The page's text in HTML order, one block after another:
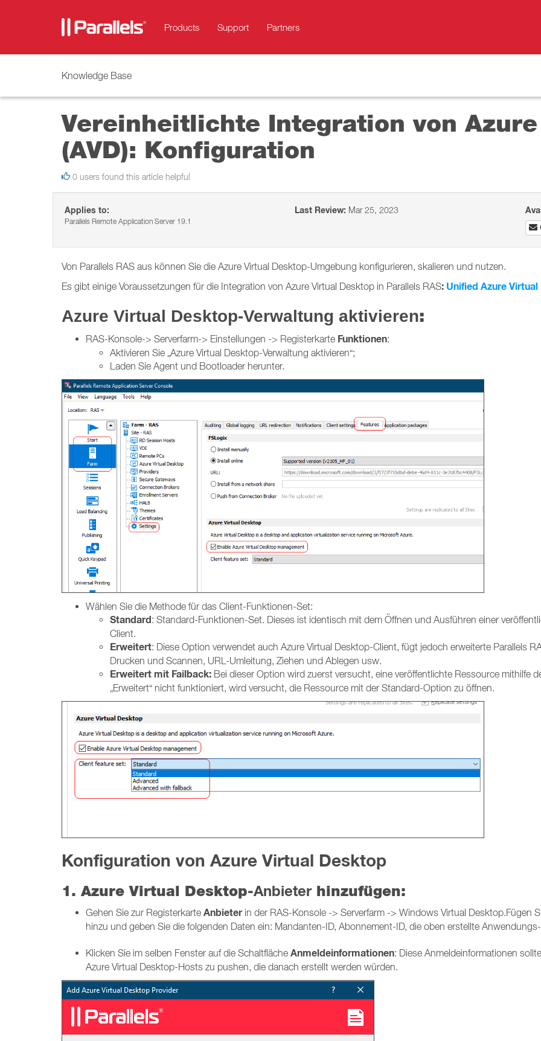
Products Support Partners
Knowledge Base
Vereinheitlichte Integration von
(AVD): Konfiguration
0 users found this article helpful
Applies to:
Parallels Remote Application Server 19.1
Last Review: Mar 25, 2023
Von Parallels RAS aus können Sie die Azure Virtual Desktop-Umgebung konfigurieren, skalieren und nutzen.
Es gibt einige Voraussetzungen für die Integration von Azure Virtual Desktop in Parallels RAS: Unified Azure
Azure Virtual Desktop-Verwaltung aktivieren:
RAS-Konsole-> Serverfarm-> Einstellungen -> Registerkarte Funktionen:
Aktivieren Sie „Azure Virtual Desktop-Verwaltung aktivieren“;
Laden Sie Agent und Bootloader herunter.
Wählen Sie die Methode für das Client-Funktionen-Set:
Standard: Standard-Funktionen-Set. Dieses ist identisch mit dem Öffnen und Ausführen einer
Client.
Erweitert: Diese Option verwendet auch Azure Virtual Desktop-Client, fügt jedoch erweiterte Parallels
Drucken und Scannen, URL-Umleitung, Ziehen und Ablegen usw.
Erweitert mit Failback: Bei dieser Option wird zuerst versucht, eine veröffentlichte Ressource mithilfe
„Erweitert“ nicht funktioniert, wird versucht, die Ressource mit der Standard-Option zu öffnen.
Konfiguration von Azure Virtual Desktop
1. Azure Virtual Desktop-Anbieterhinzufügen:
Gehen Sie zur Registerkarte Anbieterin der RAS-Konsole -> Serverfarm -> Windows Virtual Desktop.Fügen
hinzu und geben Sie die folgenden Daten ein: Mandanten-ID, Abonnement-ID, die oben erstellte
Klicken Sie im selben Fenster auf die Schaltfläche Anmeldeinformationen: Diese Anmeldeinformationen
Azure Virtual Desktop-Hosts zu pushen, die danach erstellt werden würden.